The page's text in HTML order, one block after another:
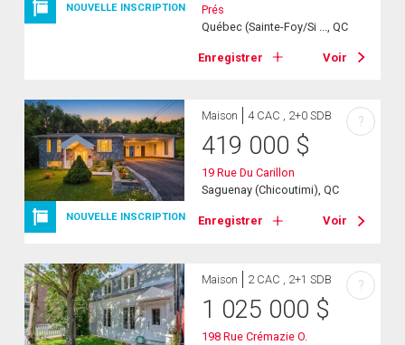
NOUVELLE INSCRIPTION
Prés
Québec (Sainte-Foy/Si ..., QC
Enregistrer Voir
NOUVELLE INSCRIPTION
Maison 4 CAC , 2+0 SDB
419 000 $
19 Rue Du Carillon
Saguenay (Chicoutimi), QC
Enregistrer Voir
?
Maison 2 CAC , 2+1 SDB
1 025 000 $
198 Rue Crémazie O.
?